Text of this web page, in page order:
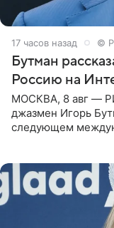
17 часов назад ©
Бутман
Россию на
МОСКВА, 8 авг —
джазмен Игорь
следующем